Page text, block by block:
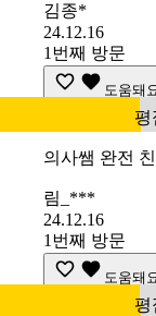
김종*
24.12.16
1번째 방문
도움돼
평
의사쌤 완전
림_***
24.12.16
1번째 방문
도움돼
평